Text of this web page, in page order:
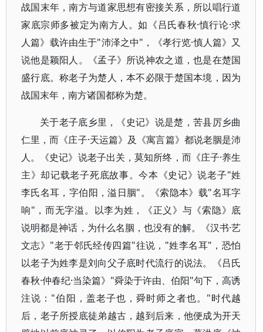
战国末年，南方与道家思想有密接关系，所以唱行道
家底宗师多被定为南方人。如《吕氏春秋·慎行论·求
人篇》载许由生于"沛泽之中"，《孝行览·慎人篇》又
说他是颖阳人。《孟子》所说神农之道，也是在楚国
盛行底。称老子为楚人，本不必限于楚国本境，因为
战国末年，南方诸国都称为楚。
关于老子底乡里，《史记》说是楚，苦县厉乡曲
仁里，而《庄子·天运篇》及《寓言篇》都说老胭是沛
人。《史记》说老子出关，莫知所终，而《庄子·养生
主》却记载老子死底故事。今本《史记》说老子"姓
李氏名耳，字伯阳，溢日胭"。《索隐本》载"名耳字
响"，而无字溢。以李为姓，《正义》与《索隐》底
说明都是神话，为什么名胭，也没有的解。《汉书·艺
文志》"老于邻氏经传四篇"往说，"姓李名耳"，恐怕
以老子为姓李是刘向父子底时代流行的说法。《吕氏
春秋·仲春纪·当染篇》"舜染于许由、伯阳"句下，高诱
注说："伯阳，盖老子也，舜时师之者也。"时代越
后，老子所授底徒弟越古，越到后来，他便成为开天